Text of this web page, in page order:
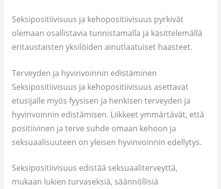
Seksipositiivisuus ja kehopositiivisuus pyrkivät
olemaan osallistavia tunnistamalla ja käsittelemällä
eritaustaisten yksilöiden ainutlaatuiset haasteet.
Terveyden ja hyvinvoinnin edistäminen
Seksipositiivisuus ja kehopositiivisuus asettavat
etusijalle myös fyysisen ja henkisen terveyden ja
hyvinvoinnin edistämisen. Liikkeet ymmärtävät, että
positiivinen ja terve suhde omaan kehoon ja
seksuaalisuuteen on yleisen hyvinvoinnin edellytys.
Seksipositiivisuus edistää seksuaaliterveyttä,
mukaan lukien turvaseksiä, säännöllisiä